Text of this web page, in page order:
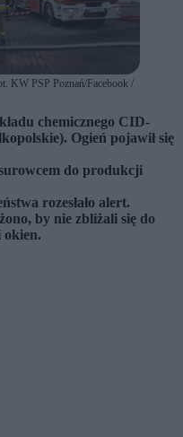
KW PSP Poznań/Facebook /
chemicznego CID-
Ogień pojawił się
surowcem do produkcji
rozesłało alert.
by nie zbliżali się do
okien.